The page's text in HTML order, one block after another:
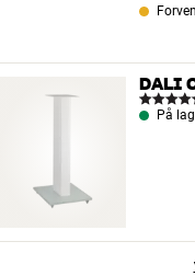
DALI
På